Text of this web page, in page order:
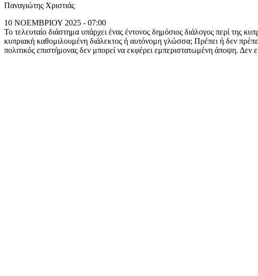
Παναγιώτης Χριστιάς
10 ΝΟΕΜΒΡΙΟΥ 2025 - 07:00
Το τελευταίο διάστημα υπάρχει ένας έντονος δημόσιος διάλογος περί της
κυπριακή καθομιλουμένη διάλεκτος ή αυτόνομη γλώσσα; Πρέπει ή δεν
πολιτικός επιστήμονας δεν μπορεί να εκφέρει εμπεριστατωμένη άποψη. Δεν